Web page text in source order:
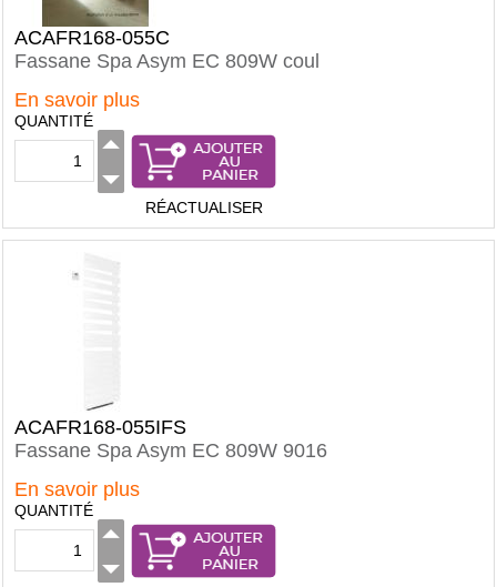
ACAFR168-055C
Fassane Spa Asym EC 809W coul
En savoir plus
QUANTITÉ
RÉACTUALISER
ACAFR168-055IFS
Fassane Spa Asym EC 809W 9016
En savoir plus
QUANTITÉ